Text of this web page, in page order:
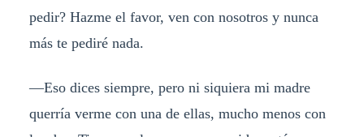
pedir? Hazme el favor, ven con nosotros y nunca
más te pediré nada.
—Eso dices siempre, pero ni siquiera mi madre
querría verme con una de ellas, mucho menos con